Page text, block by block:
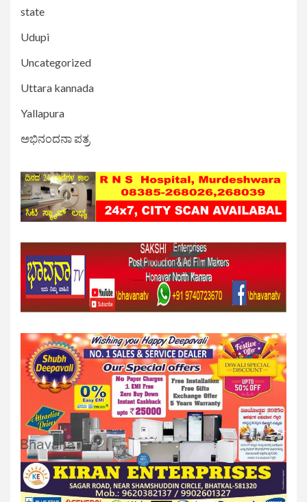
state
Udupi
Uncategorized
Uttara kannada
Yallapura
ಅಭಿನಂದನಾ ಪತ್ರ